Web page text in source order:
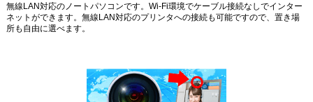
無線LAN対応のノートパソコンです。Wi-Fi環境でケーブル接続なしでインター
ネットができます。無線LAN対応のプリンタへの接続も可能ですので、置き場
所も自由に選べます。